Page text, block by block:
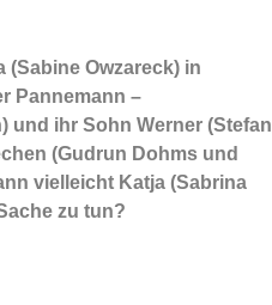
Owzareck) in
Pannemann –
und ihr Sohn Werner (Stefan
(Gudrun Dohms und
vielleicht Katja (Sabrina
zu tun?